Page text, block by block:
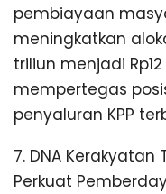
pembiayaan
meningkatkan
triliun menjadi
mempertegas
penyaluran KPP
7. DNA Kerakyatan
Perkuat